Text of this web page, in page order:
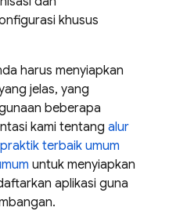
khusus
harus menyiapkan
jelas, yang
beberapa
kami tentang alur
praktik terbaik umum
untuk menyiapkan
aplikasi guna